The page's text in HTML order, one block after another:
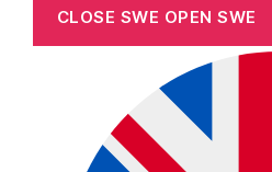
CLOSE SWE OPEN SWE